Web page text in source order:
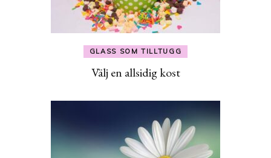
GLASS SOM TILLTUGG
Välj en allsidig kost